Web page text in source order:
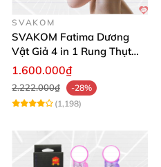
SVAKOM
SVAKOM Fatima Dương
Vật Giả 4 in 1 Rung Thụt
Hút Toả Nhiệt Massage Cho
1.600.000₫
2.222.000₫
-28%
(1,198)